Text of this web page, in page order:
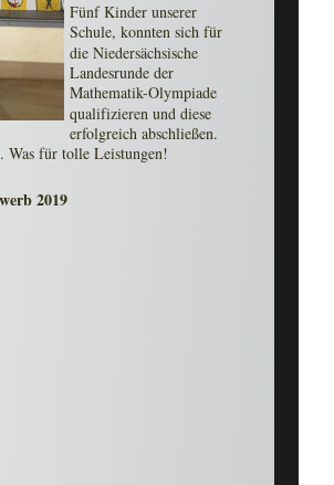
Fünf Kinder unserer
Schule, konnten sich für
die Niedersächsische
Landesrunde der
Mathematik-Olympiade
qualifizieren und diese
erfolgreich abschließen.
Was für tolle Leistungen!
2019